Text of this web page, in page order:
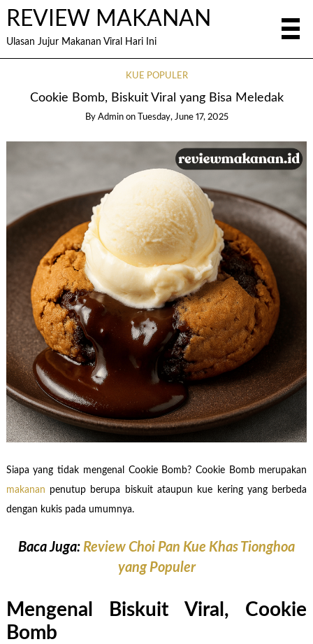
REVIEW MAKANAN
Ulasan Jujur Makanan Viral Hari Ini
KUE POPULER
Cookie Bomb, Biskuit Viral yang Bisa Meledak
By Admin on Tuesday, June 17, 2025
Siapa yang tidak mengenal Cookie Bomb? Cookie Bomb merupakan
makanan penutup berupa biskuit ataupun kue kering yang berbeda
dengan kukis pada umumnya.
Baca Juga: Review Choi Pan Kue Khas Tionghoa
yang Populer
Mengenal Biskuit Viral, Cookie
Bomb